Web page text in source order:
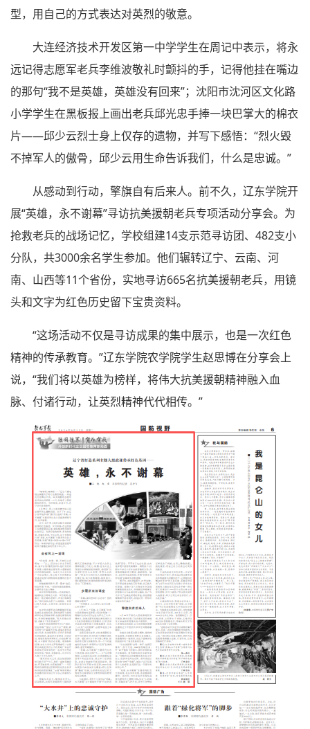
型，用自己的方式表达对英烈的敬意。
大连经济技术开发区第一中学学生在周记中表示，将永
远记得志愿军老兵李维波敬礼时颤抖的手，记得他挂在嘴边
的那句“我不是英雄，英雄没有回来”；沈阳市沈河区文化路
小学学生在黑板报上画出老兵邱光忠手捧一块巴掌大的棉衣
片——邱少云烈士身上仅存的遗物，并写下感悟：“烈火毁
不掉军人的傲骨，邱少云用生命告诉我们，什么是忠诚。”
从感动到行动，擎旗自有后来人。前不久，辽东学院开
展“英雄，永不谢幕”寻访抗美援朝老兵专项活动分享会。为
抢救老兵的战场记忆，学校组建14支示范寻访团、482支小
分队，共3000余名学生参加。他们辗转辽宁、云南、河
南、山西等11个省份，实地寻访665名抗美援朝老兵，用镜
头和文字为红色历史留下宝贵资料。
“这场活动不仅是寻访成果的集中展示，也是一次红色
精神的传承教育。”辽东学院农学院学生赵思博在分享会上
说，“我们将以英雄为榜样，将伟大抗美援朝精神融入血
脉、付诸行动，让英烈精神代代相传。”